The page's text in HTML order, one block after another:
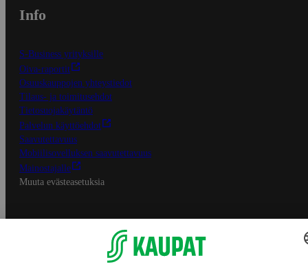
Info
S-Business yrityksille
Oiva-raportit
Osuuskauppojen yhteystiedot
Tilaus- ja toimitusehdot
Tietosuojakäytäntö
Palvelun käyttöehdot
Saavutettavuus
Mobiilisovelluksen saavutettavuus
Mainostajalle
Muuta evästeasetuksia
S-ryhmän palvelut